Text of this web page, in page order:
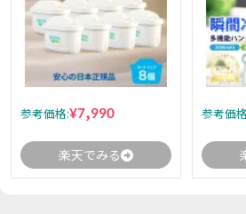
参考価格:¥7,990
楽天でみる
参考価